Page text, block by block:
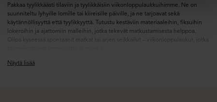
Pakkaa tyylikkäästi tilaviin ja tyylikkäisiin viikonloppulaukkuihimme. Ne on
suunniteltu lyhyille lomille tai kiireisille päiville, ja ne tarjoavat sekä
käytännöllisyyttä että tyylikkyyttä. Tutustu kestäviin materiaaleihin, fiksuihin
lokeroihin ja ajattomiin malleihin, jotka tekevät matkustamisesta helppoa.
Olipa kyseessä spontaanit matkat tai arjen seikkailut – viikonloppulaukut, jotka
Näytä lisää